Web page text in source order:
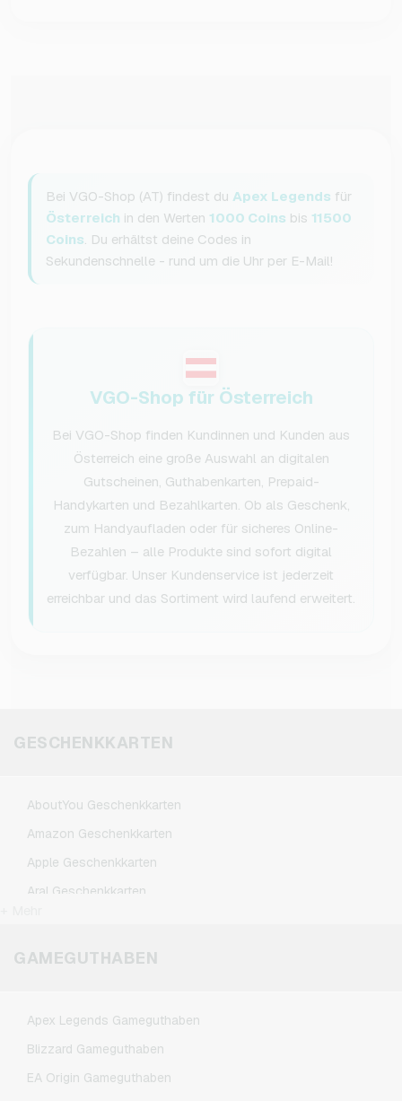
Bei VGO-Shop (AT) findest du Apex Legends für
Österreich in den Werten 1000 Coins bis 11500
Coins . Du erhältst deine Codes in
Sekundenschnelle - rund um die Uhr per E-Mail!
VGO-Shop für Österreich
Bei VGO-Shop finden Kundinnen und Kunden aus
Österreich eine große Auswahl an digitalen
Gutscheinen, Guthabenkarten, Prepaid-
Handykarten und Bezahlkarten. Ob als Geschenk,
zum Handyaufladen oder für sicheres Online-
Bezahlen – alle Produkte sind sofort digital
verfügbar. Unser Kundenservice ist jederzeit
erreichbar und das Sortiment wird laufend erweitert.
GESCHENKKARTEN
AboutYou Geschenkkarten
Amazon Geschenkkarten
Apple Geschenkkarten
Aral Geschenkkarten
BestChoice Premium Geschenkkarten
GAMEGUTHABEN
Apex Legends Gameguthaben
Blizzard Gameguthaben
EA Origin Gameguthaben